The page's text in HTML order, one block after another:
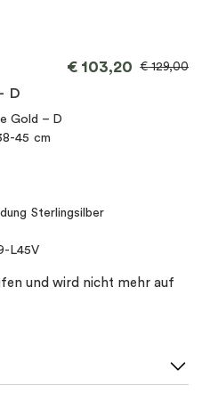
D
€103,20 €129,00
Gold – D
45 cm
Sterlingsilber
L45V
und wird nicht mehr auf